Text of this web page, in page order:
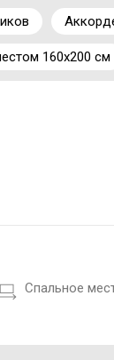
160х200 см
Cпальное